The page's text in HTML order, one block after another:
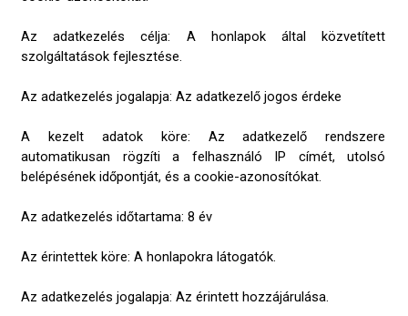
Az adatkezelés célja: A honlapok által közvetített
szolgáltatások fejlesztése.
Az adatkezelés jogalapja: Az adatkezelő jogos érdeke
A kezelt adatok köre: Az adatkezelő rendszere
automatikusan rögzíti a felhasználó IP címét, utolsó
belépésének időpontját, és a cookie-azonosítókat.
Az adatkezelés időtartama: 8 év
Az érintettek köre: A honlapokra látogatók.
Az adatkezelés jogalapja: Az érintett hozzájárulása.